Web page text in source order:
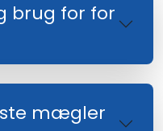
brug for for
mægler